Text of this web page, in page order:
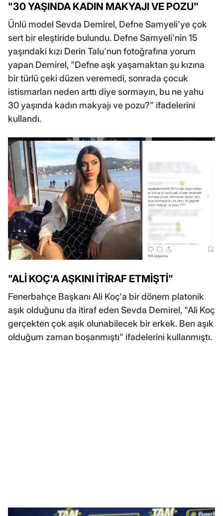
"30 YAŞINDA KADIN MAKYAJI VE POZU"
Ünlü model Sevda Demirel, Defne Samyeli'ye çok
sert bir eleştiride bulundu. Defne Samyeli'nin 15
yaşındaki kızı Derin Talu'nun fotoğrafına yorum
yapan Demirel, "Defne aşk yaşamaktan şu kızına
bir türlü çeki düzen veremedi, sonrada çocuk
istismarları neden arttı diye sormayın, bu ne yahu
30 yaşında kadın makyajı ve pozu?" ifadelerini
kullandı.
"ALİ KOÇ'A AŞKINI İTİRAF ETMİŞTİ"
Fenerbahçe Başkanı Ali Koç'a bir dönem platonik
aşık olduğunu da itiraf eden Sevda Demirel, "Ali Koç
gerçekten çok aşık olunabilecek bir erkek. Ben aşık
olduğum zaman boşanmıştı" ifadelerini kullanmıştı.